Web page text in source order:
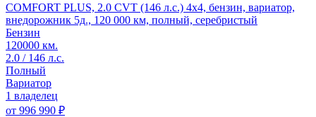
COMFORT PLUS, 2.0 CVT (146 л.с.) 4x4, бензин, вариатор,
внедорожник 5д., 120 000 км, полный, серебристый
Бензин
120000 км.
2.0 / 146 л.с.
Полный
Вариатор
1 владелец
от 996 990 ₽